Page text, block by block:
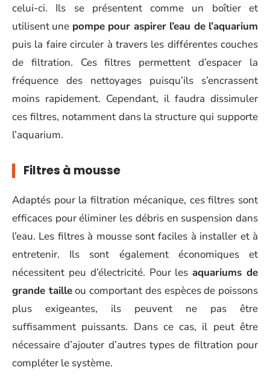
celui-ci. Ils se présentent comme un boîtier et
utilisent une pompe pour aspirer l’eau de l’aquarium
puis la faire circuler à travers les différentes couches
de filtration. Ces filtres permettent d’espacer la
fréquence des nettoyages puisqu’ils s’encrassent
moins rapidement. Cependant, il faudra dissimuler
ces filtres, notamment dans la structure qui supporte
l’aquarium.
Filtres à mousse
Adaptés pour la filtration mécanique, ces filtres sont
efficaces pour éliminer les débris en suspension dans
l’eau. Les filtres à mousse sont faciles à installer et à
entretenir. Ils sont également économiques et
nécessitent peu d’électricité. Pour lesaquariums de
grande tailleou comportant des espèces de poissons
plus exigeantes, ils peuvent ne pas être
suffisamment puissants. Dans ce cas, il peut être
nécessaire d’ajouter d’autres types de filtration pour
compléter le système.